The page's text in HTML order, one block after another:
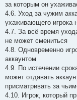
за которым он
4.6. Уход за чужим
ухаживающего игрока
4.7. За всё время
не может смениться
4.8. Одновременно
аккаунтом
4.9. По истечении
может отдавать
присматривать за
4.10. Игрок, который